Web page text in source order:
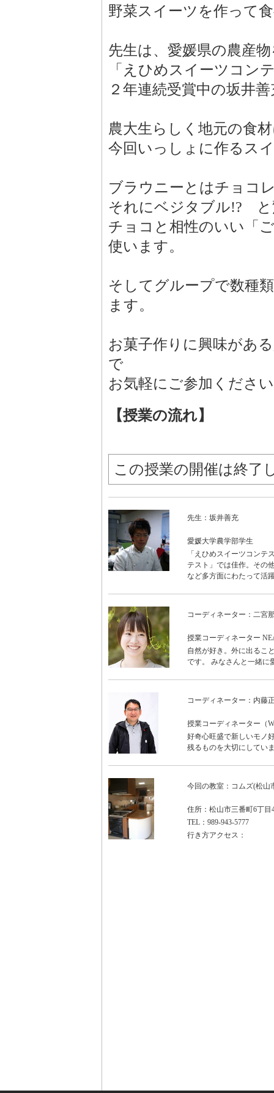
野菜スイーツを作って
先生は、愛媛県の農産
「えひめスイーツコン
２年連続受賞中の坂井
農大生らしく地元の食
今回いっしょに作るス
ブラウニーとはチョコ
それにベジタブル!? と
チョコと相性のいい「
使います。
そしてグループで数種
ます。
お菓子作りに興味があ
で
お気軽にご参加くださ
【授業の流れ】
この授業の開催は終了
先生：坂井善充
愛媛大学農学部学生
「えひめスイーツコン
テスト」では佳作。その
など多方面にわたって活
コーディネーター：二宮
授業コーディネーター
自然が好き。外に出るこ
です。 みなさんと一緒に
コーディネーター：内藤
授業コーディネーター（
好奇心旺盛で新しいモノ
残るものを大切にしてい
今回の教室：コムズ(松山
住所：松山市三番町6丁目
TEL：989-943-5777
行き方アクセス：